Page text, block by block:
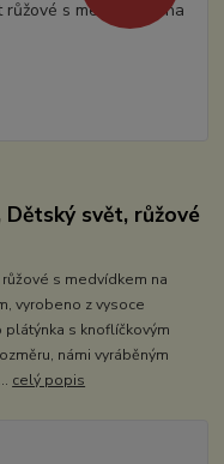
svět, růžové
s medvídkem na
vyrobeno z vysoce
s knoflíčkovým
námi vyráběným
celý popis